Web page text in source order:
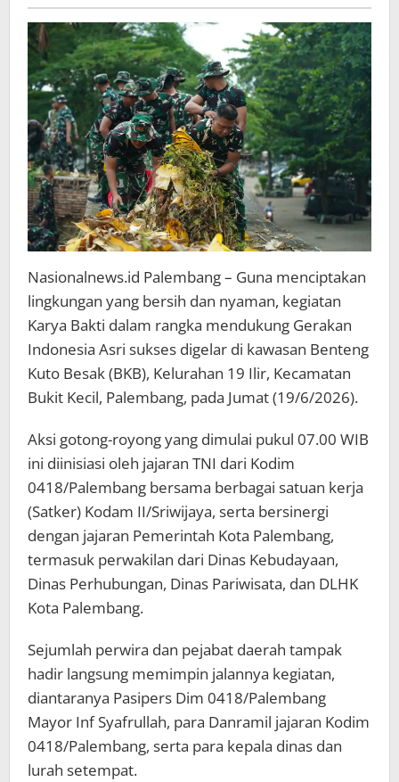
Bersihkan
Ikon
Sejarah
BKB
Palembang
Nasionalnews.id Palembang – Guna menciptakan
lingkungan yang bersih dan nyaman, kegiatan
Karya Bakti dalam rangka mendukung Gerakan
Indonesia Asri sukses digelar di kawasan Benteng
Kuto Besak (BKB), Kelurahan 19 Ilir, Kecamatan
Bukit Kecil, Palembang, pada Jumat (19/6/2026).
Aksi gotong-royong yang dimulai pukul 07.00 WIB
ini diinisiasi oleh jajaran TNI dari Kodim
0418/Palembang bersama berbagai satuan kerja
(Satker) Kodam II/Sriwijaya, serta bersinergi
dengan jajaran Pemerintah Kota Palembang,
termasuk perwakilan dari Dinas Kebudayaan,
Dinas Perhubungan, Dinas Pariwisata, dan DLHK
Kota Palembang.
Sejumlah perwira dan pejabat daerah tampak
hadir langsung memimpin jalannya kegiatan,
diantaranya Pasipers Dim 0418/Palembang
Mayor Inf Syafrullah, para Danramil jajaran Kodim
0418/Palembang, serta para kepala dinas dan
lurah setempat.